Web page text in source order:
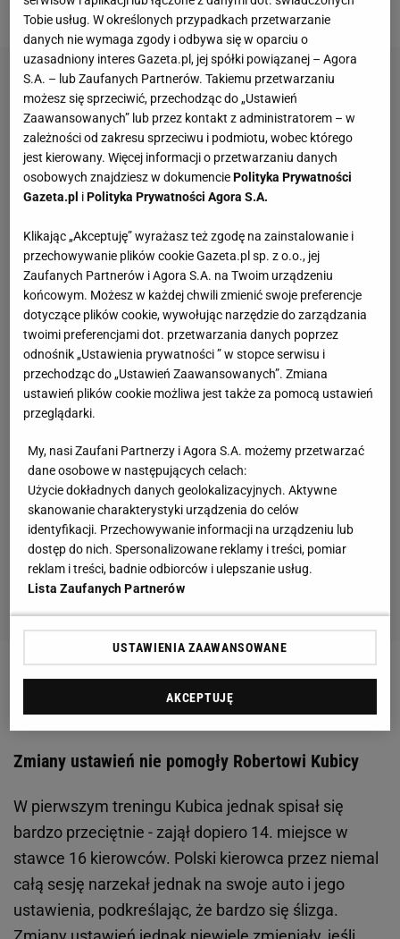
runda rywalizacji w niemieckiej serii DTM.
Zobacz wideoKubica coraz lepiej czuje się w Alfie
Romeo! Ekipa Polaka ma jednak spory problem
Zmiany ustawień nie pomogły Robertowi Kubicy
W pierwszym treningu Kubica jednak spisał się
bardzo przeciętnie - zajął dopiero 14. miejsce w
stawce 16 kierowców. Polski kierowca przez niemal
całą sesję narzekał jednak na swoje auto i jego
ustawienia, podkreślając, że bardzo się ślizga.
Tobie usług. W określonych przypadkach przetwarzanie
danych nie wymaga zgody i odbywa się w oparciu o
uzasadniony interes Gazeta.pl, jej spółki powiązanej – Agora
S.A. – lub Zaufanych Partnerów. Takiemu przetwarzaniu
możesz się sprzeciwić, przechodząc do „Ustawień
Zaawansowanych” lub przez kontakt z administratorem – w
zależności od zakresu sprzeciwu i podmiotu, wobec którego
jest kierowany. Więcej informacji o przetwarzaniu danych
osobowych znajdziesz w dokumenciePolityka Prywatności
Gazeta.pl iPolityka Prywatności Agora S.A.
Klikając „Akceptuję” wyrażasz też zgodę na zainstalowanie i
przechowywanie plików cookie Gazeta.pl sp. z o.o., jej
Zaufanych Partnerów i Agora S.A. na Twoim urządzeniu
końcowym. Możesz w każdej chwili zmienić swoje preferencje
dotyczące plików cookie, wywołując narzędzie do zarządzania
twoimi preferencjami dot. przetwarzania danych poprzez
odnośnik „Ustawienia prywatności ” w stopce serwisu i
przechodząc do „Ustawień Zaawansowanych”. Zmiana
ustawień plików cookie możliwa jest także za pomocą ustawień
przeglądarki.
My, nasi Zaufani Partnerzy i Agora S.A. możemy przetwarzać
dane osobowe w następujących celach:
Użycie dokładnych danych geolokalizacyjnych. Aktywne
skanowanie charakterystyki urządzenia do celów
identyfikacji. Przechowywanie informacji na urządzeniu lub
dostęp do nich. Spersonalizowane reklamy i treści, pomiar
reklam i treści, badnie odbiorców i ulepszanie usług.
Lista Zaufanych Partnerów
USTAWIENIA ZAAWANSOWANE
AKCEPTUJĘ